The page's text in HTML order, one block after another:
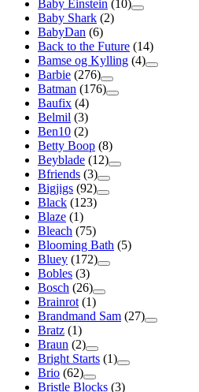
Baby Einstein (10)
Baby Shark (2)
BabyDan (6)
Back to the Future (14)
Bamse og Kylling (4)
Barbie (276)
Batman (176)
Baufix (4)
Belmil (3)
Ben10 (2)
Betty Boop (8)
Beyblade (12)
Bfriends (3)
Bigjigs (92)
Black (123)
Blaze (1)
Bleach (75)
Blooming Bath (5)
Bluey (172)
Bobles (3)
Bosch (26)
Brainrot (1)
Brandmand Sam (27)
Bratz (1)
Braun (2)
Bright Starts (1)
Brio (62)
Bristle Blocks (3)